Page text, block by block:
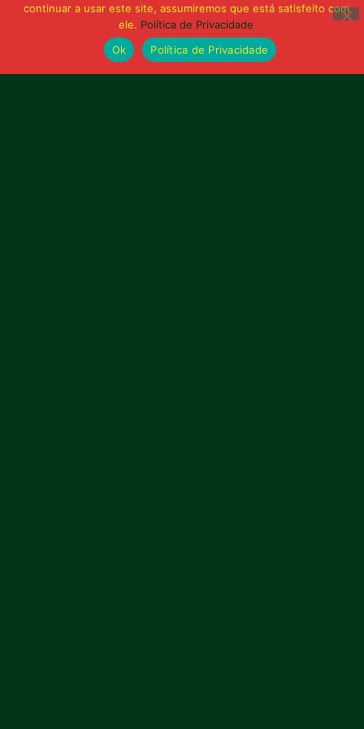
continuar a usar este site, assumiremos que está satisfeito com
ele. Política de Privacidade
Ok
Política de Privacidade